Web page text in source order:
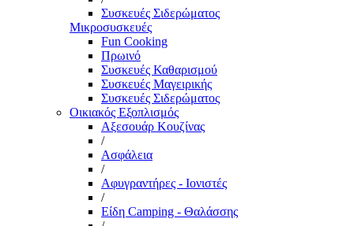
Συσκευές Σιδερώματος
Μικροσυσκευές
Fun Cooking
Πρωινό
Συσκευές Καθαρισμού
Συσκευές Μαγειρικής
Συσκευές Σιδερώματος
Οικιακός Εξοπλισμός
Αξεσουάρ Κουζίνας
/
Ασφάλεια
/
Αφυγραντήρες - Ιονιστές
/
Είδη Camping - Θαλάσσης